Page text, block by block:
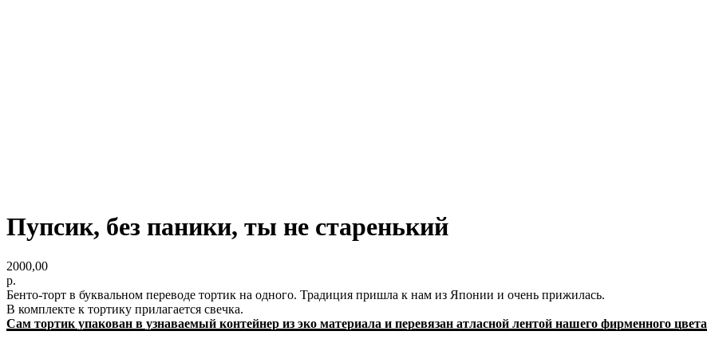
Пупсик, без паники, ты не старенький
2000,00
р.
Бенто-торт в буквальном переводе тортик на одного. Традиция пришла к нам из Японии и очень прижилась.
В комплекте к тортику прилагается свечка.
Сам тортик упакован в узнаваемый контейнер из эко материала и перевязан атласной лентой нашего фирменного цвета